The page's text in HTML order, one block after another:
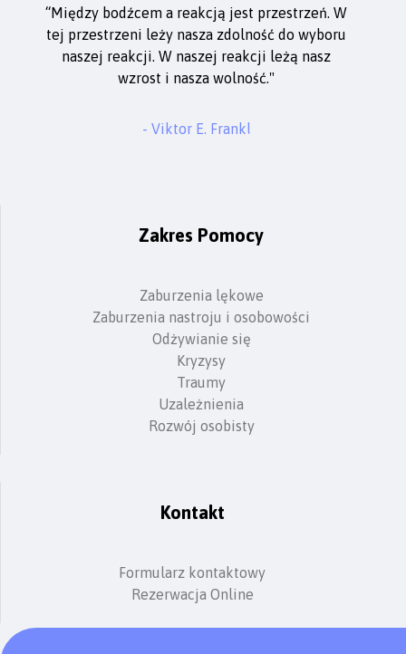
“Między bodźcem a reakcją jest przestrzeń. W
tej przestrzeni leży nasza zdolność do wyboru
naszej reakcji. W naszej reakcji leżą nasz
wzrost i nasza wolność."
- Viktor E. Frankl
Zakres Pomocy
Zaburzenia lękowe
Zaburzenia nastroju i osobowości
Odżywianie się
Kryzysy
Traumy
Uzależnienia
Rozwój osobisty
Kontakt
Formularz kontaktowy
Rezerwacja Online